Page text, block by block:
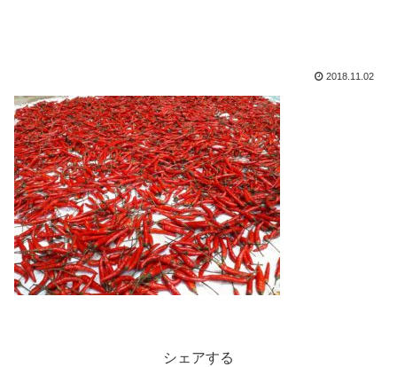
2018.11.02
シェアする